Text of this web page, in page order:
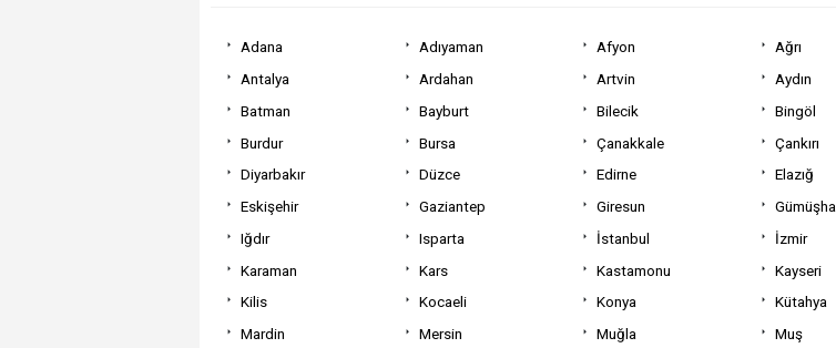
Adana Adıyaman Afyon Ağrı
Antalya
Ardahan Artvin Aydın
Batman
Bayburt Bilecik Bingöl
Burdur
Bursa Çanakkale Çankırı
Diyarbakır
Düzce Edirne Elazığ
Eskişehir
Gaziantep Giresun
Iğdır
Isparta İstanbul İzmir
Karaman
Kars Kastamonu Kayseri
Kilis
Kocaeli Konya Kütahya
Mardin
Mersin Muğla Muş